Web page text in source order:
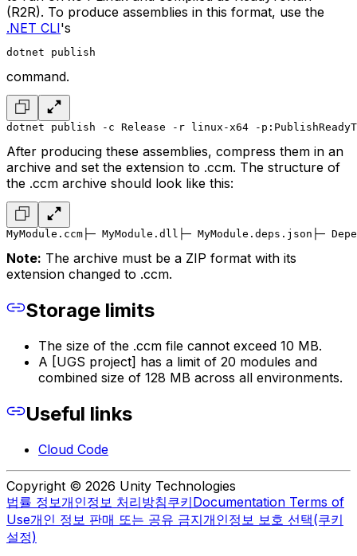
(R2R). To produce assemblies in this format, use the
.NET CLI's
dotnet publish
command.
dotnet publish -c Release -r linux-x64 -
After producing these assemblies, compress them in an
archive and set the extension to .ccm. The structure of
the .ccm archive should look like this:
MyModule.ccm ├─ MyModule.dll ├─ MyModule.deps.json ├─
Note: The archive must be a ZIP format with its
extension changed to .ccm.
Storage limits
The size of the .ccm file cannot exceed 10 MB.
A [UGS project] has a limit of 20 modules and
combined size of 128 MB across all environments.
Useful links
Cloud Code
Copyright © 2026 Unity Technologies
법률 정보개인정보 처리방침쿠키Documentation Terms of
Use개인 정보 판매 또는 공유 금지개인정보 보호 선택(쿠키
설정)